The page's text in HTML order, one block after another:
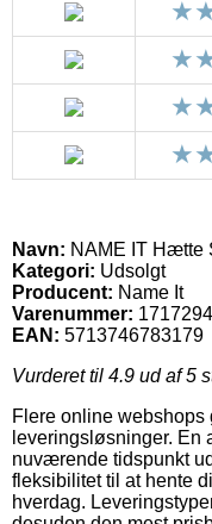
Navn: NAME IT Hætte
Kategori: Udsolgt
Producent: Name It
Varenummer:
EAN: 5713746783179
Vurderet til 4.9 ud af 5
Flere online
leveringsløsninger. En
nuværende tidspunkt
fleksibilitet til at hente
hverdag.